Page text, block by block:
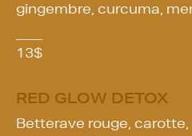
gingembre, curcuma,
13$
RED GLOW DETOX
Betterave rouge, carotte,